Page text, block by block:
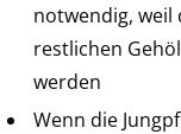
notwendig, weil
restlichen
werden
Wenn die